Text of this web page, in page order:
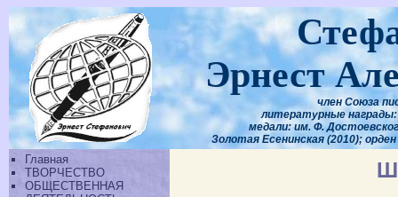
Эрнест
член Союза
литературные награды:
медали: им. Ф.
Золотая Есенинская (2010);
Главная
ТВОРЧЕСТВО
ОБЩЕСТВЕННАЯ